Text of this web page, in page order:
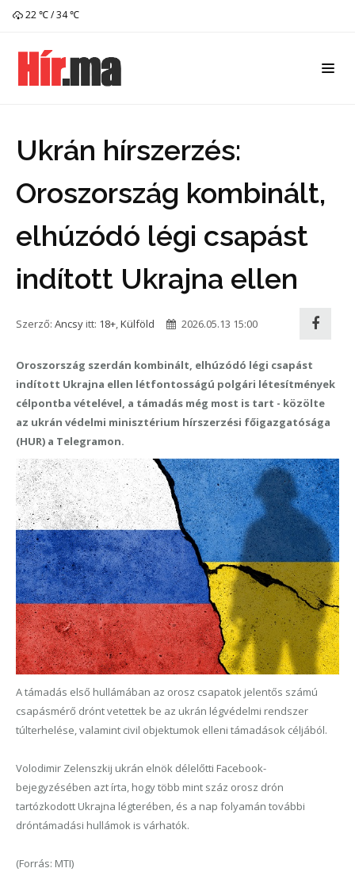
22 ℃ / 34 ℃
Ukrán hírszerzés:
Oroszország kombinált,
elhúzódó légi csapást
indított Ukrajna ellen
Szerző: Ancsy itt: 18+,Külföld 2026.05.13 15:00
Oroszország szerdán kombinált, elhúzódó légi csapást
indított Ukrajna ellen létfontosságú polgári létesítmények
célpontba vételével, a támadás még most is tart - közölte
az ukrán védelmi minisztérium hírszerzési főigazgatósága
(HUR) a Telegramon.
A támadás első hullámában az orosz csapatok jelentős számú
csapásmérő drónt vetettek be az ukrán légvédelmi rendszer
túlterhelése, valamint civil objektumok elleni támadások céljából.
Volodimir Zelenszkij ukrán elnök délelőtti Facebook-
bejegyzésében azt írta, hogy több mint száz orosz drón
tartózkodott Ukrajna légterében, és a nap folyamán további
dróntámadási hullámok is várhatók.
(Forrás: MTI)